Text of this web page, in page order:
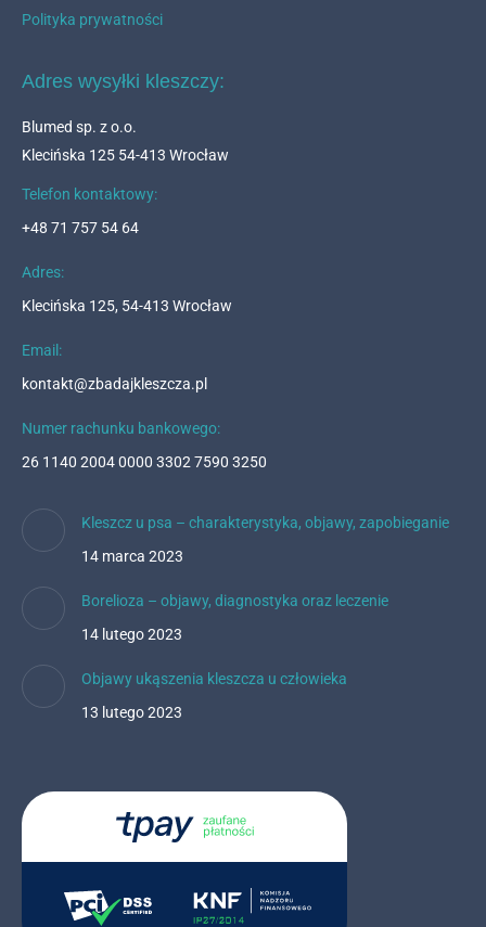
Polityka prywatności
Adres wysyłki kleszczy:
Blumed sp. z o.o.
Klecińska 125 54-413 Wrocław
Telefon kontaktowy:
+48 71 757 54 64
Adres:
Klecińska 125, 54-413 Wrocław
Email:
kontakt@zbadajkleszcza.pl
Numer rachunku bankowego:
26 1140 2004 0000 3302 7590 3250
Kleszcz u psa – charakterystyka, objawy, zapobieganie
14 marca 2023
Borelioza – objawy, diagnostyka oraz leczenie
14 lutego 2023
Objawy ukąszenia kleszcza u człowieka
13 lutego 2023